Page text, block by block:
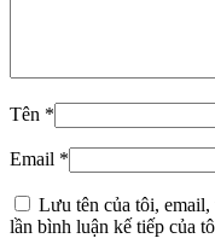
Tên *
Email *
Lưu tên của tôi,
lần bình luận kế tiếp của